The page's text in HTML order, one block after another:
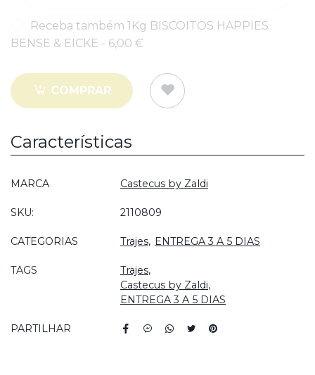
Receba também 1Kg BISCOITOS HAPPIES
BENSE & EICKE - 6,00 €
COMPRAR
Características
Características
MARCA Castecus by Zaldi
SKU: 2110809
CATEGORIAS Trajes ENTREGA 3 A 5 DIAS
TAGS
Trajes
Castecus by Zaldi
ENTREGA 3 A 5 DIAS
PARTILHAR